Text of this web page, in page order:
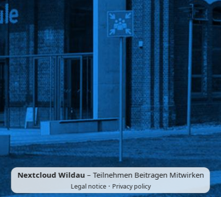
Nextcloud Wildau – Teilnehmen Beitragen Mitwirken
Legal notice· Privacy policy